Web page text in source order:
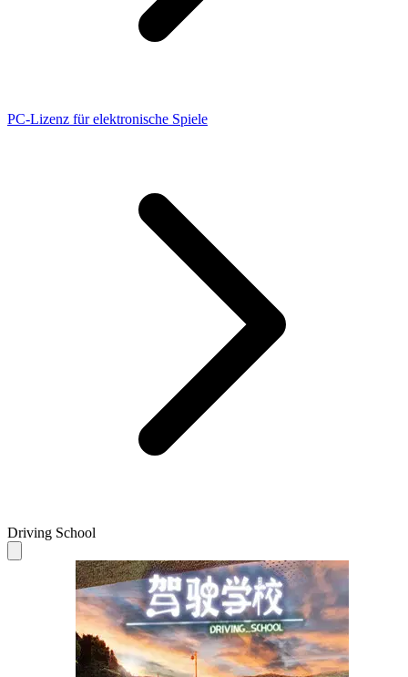
PC-Lizenz für elektronische Spiele
Driving School